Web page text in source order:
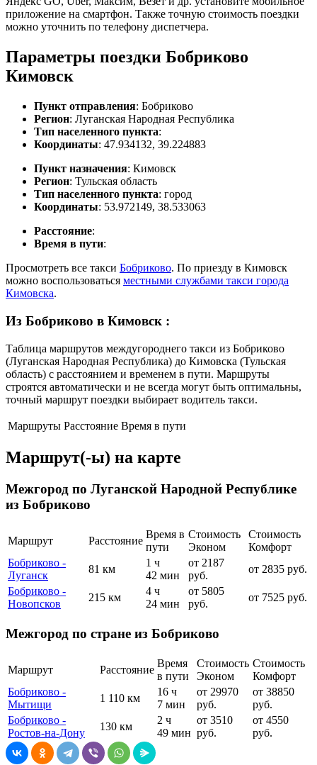
приложение на смартфон. Также точную стоимость поездки
можно уточнить по телефону диспетчера.
Параметры поездки Бобриково
Кимовск
Пункт отправления: Бобриково
Регион: Луганская Народная Республика
Тип населенного пункта:
Координаты: 47.934132, 39.224883
Пункт назначения: Кимовск
Регион: Тульская область
Тип населенного пункта: город
Координаты: 53.972149, 38.533063
Расстояние:
Время в пути:
Просмотреть все такси Бобриково. По приезду в Кимовск
можно воспользоваться местными службами такси города
Кимовска.
Из Бобриково в Кимовск :
Таблица маршрутов междугороднего такси из Бобриково
(Луганская Народная Республика) до Кимовска (Тульская
область) с расстоянием и временем в пути. Маршруты
строятся автоматически и не всегда могут быть оптимальны,
точный маршрут поездки выбирает водитель такси.
Маршруты Расстояние Время в пути
Маршрут(-ы) на карте
Межгород по Луганской Народной Республике
из Бобриково
Маршрут Расстояние
Время в
пути
Стоимость
Эконом
Стоимость
Комфорт
Бобриково -
Луганск
81 км
1 ч
42 мин
от 2187
руб.
от 2835 руб.
Бобриково -
Новопсков
215 км
4 ч
24 мин
от 5805
руб.
от 7525 руб.
Межгород по стране из Бобриково
Маршрут Расстояние
Время
в пути
Стоимость
Эконом
Стоимость
Комфорт
Бобриково -
Мытищи
1 110 км
16 ч
7 мин
от 29970
руб.
от 38850
руб.
Бобриково -
Ростов-на-Дону
130 км
2 ч
49 мин
от 3510
руб.
от 4550
руб.